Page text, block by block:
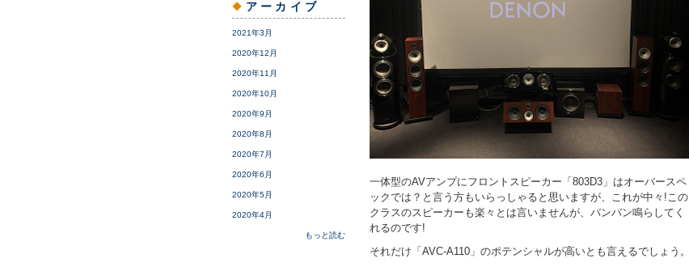
アーカイブ
2021年3月
2020年12月
2020年11月
2020年10月
2020年9月
2020年8月
2020年7月
2020年6月
2020年5月
2020年4月
もっと読む
一体型のAVアンプにフロントスピーカー「803D3」はオーバースペ
ックでは？と言う方もいらっしゃると思いますが、これが中々!この
クラスのスピーカーも楽々とは言いませんが、バンバン鳴らしてく
れるのです!
それだけ「AVC-A110」のポテンシャルが高いとも言えるでしょう。